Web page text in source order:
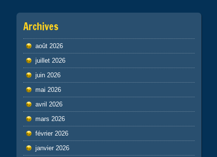
Archives
août 2026
juillet 2026
juin 2026
mai 2026
avril 2026
mars 2026
février 2026
janvier 2026